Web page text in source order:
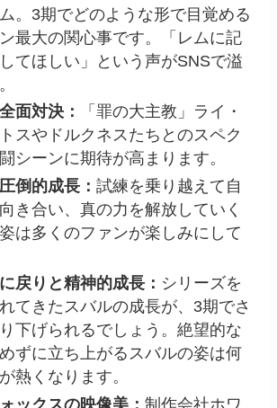
。3期でどのような形で目覚める
最大の関心事です。「レムに記
てほしい」という声がSNSで溢
面対決：
「罪の大主教」ライ・
スやドルクネスたちとのスペク
シーンに期待が高まります。
倒的成長：試練を乗り越えて自
き合い、真の力を解放していく
は多くのファンが楽しみにして
戻りと精神的成長： シリーズを
てきたスバルの成長が、3期でさ
下げられるでしょう。絶望的な
ずに立ち上がるスバルの姿は何
熱くなります。
ックスの映像美：制作会社ホワ